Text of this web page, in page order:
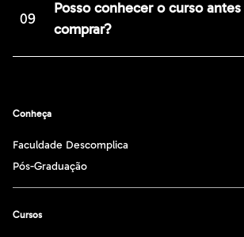
09
Posso conhecer o curso
comprar?
Conheça
Faculdade Descomplica
Pós-Graduação
Cursos